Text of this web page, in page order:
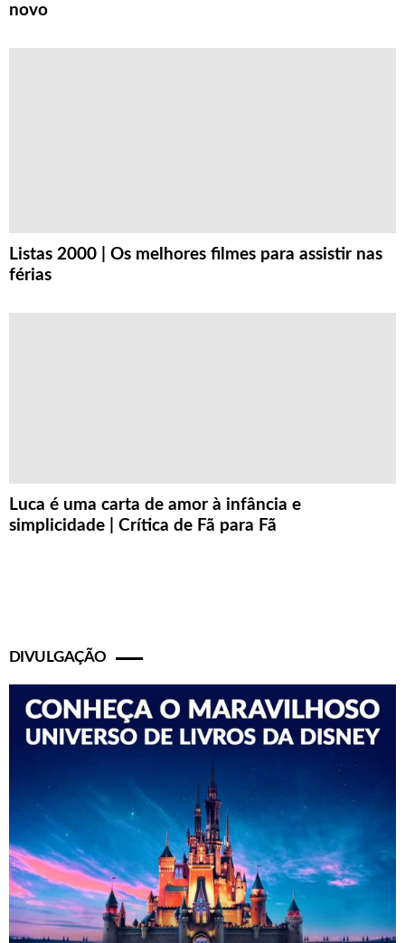
novo
Listas 2000 | Os melhores filmes para assistir nas
férias
Luca é uma carta de amor à infância e
simplicidade | Crítica de Fã para Fã
DIVULGAÇÃO